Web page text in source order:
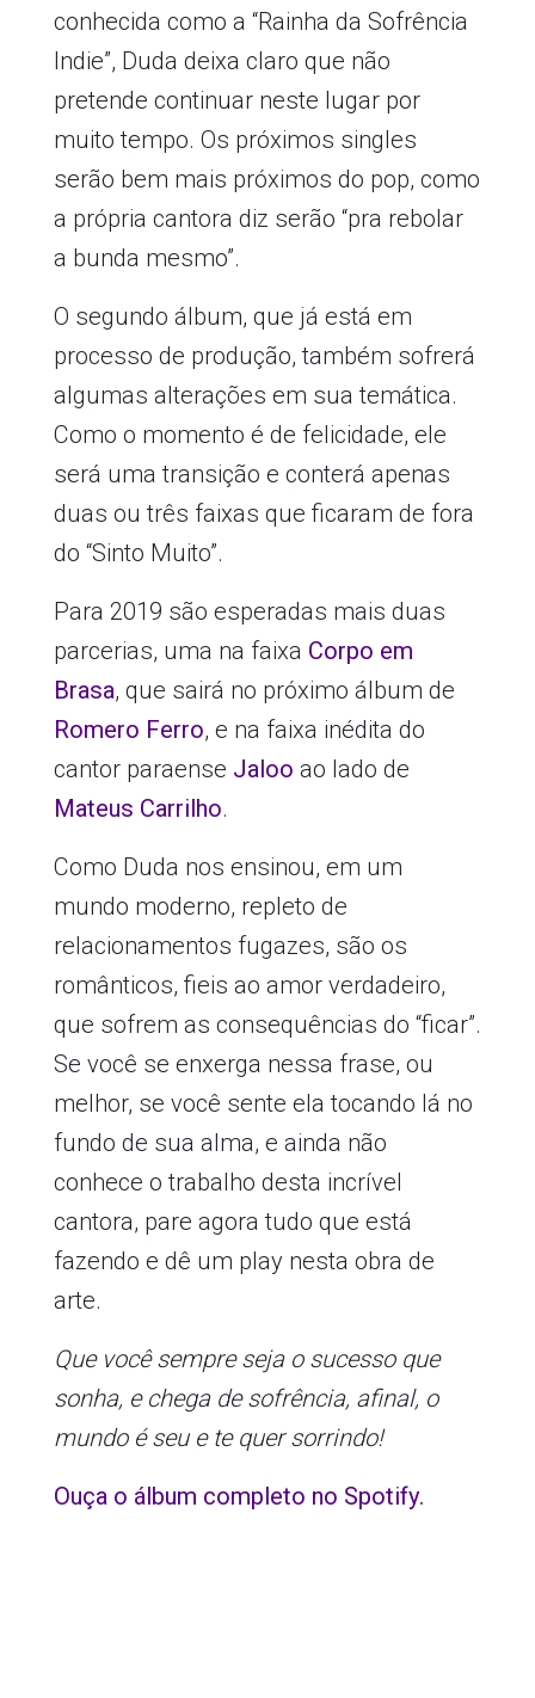
conhecida como a “Rainha da Sofrência
Indie”, Duda deixa claro que não
pretende continuar neste lugar por
muito tempo. Os próximos singles
serão bem mais próximos do pop, como
a própria cantora diz serão “pra rebolar
a bunda mesmo”.
O segundo álbum, que já está em
processo de produção, também sofrerá
algumas alterações em sua temática.
Como o momento é de felicidade, ele
será uma transição e conterá apenas
duas ou três faixas que ficaram de fora
do “Sinto Muito”.
Para 2019 são esperadas mais duas
parcerias, uma na faixa Corpo em
Brasa, que sairá no próximo álbum de
Romero Ferro, e na faixa inédita do
cantor paraense Jaloo ao lado de
Mateus Carrilho.
Como Duda nos ensinou, em um
mundo moderno, repleto de
relacionamentos fugazes, são os
românticos, fieis ao amor verdadeiro,
que sofrem as consequências do “ficar”.
Se você se enxerga nessa frase, ou
melhor, se você sente ela tocando lá no
fundo de sua alma, e ainda não
conhece o trabalho desta incrível
cantora, pare agora tudo que está
fazendo e dê um play nesta obra de
arte.
Que você sempre seja o sucesso que
sonha, e chega de sofrência, afinal, o
mundo é seu e te quer sorrindo!
Ouça o álbum completo no Spotify.